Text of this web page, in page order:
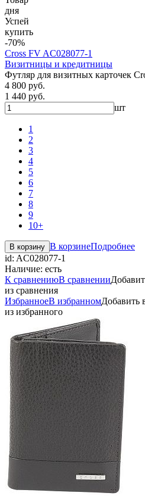
дня
Успей
купить
-70%
Cross FV AC028077-1
Визитницы и кредитницы
Футляр для визитных карточек
4 800 руб.
1 440 руб.
шт
1
2
3
4
5
6
7
8
9
10+
В корзину В корзинеПодробнее
id: AC028077-1
Наличие: есть
К сравнениюВ сравнении
из сравнения
ИзбранноеВ избранномДобавить
из избранного